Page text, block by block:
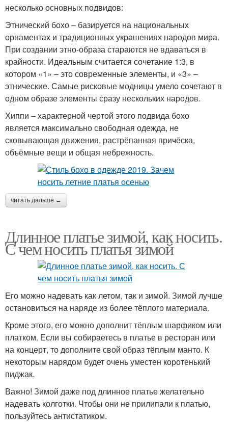
несколько основных подвидов:
Этнический бохо – базируется на национальных
орнаментах и традиционных украшениях народов мира.
При создании этно-образа стараются не вдаваться в
крайности. Идеальным считается сочетание 1:3, в
котором «1» – это современные элементы, и «3» –
этнические. Самые рисковые модницы умело сочетают в
одном образе элементы сразу нескольких народов.
Хиппи – характерной чертой этого подвида бохо
является максимально свободная одежда, не
сковывающая движения, растрёпанная причёска,
объёмные вещи и общая небрежность.
читать дальше →
Длинное платье зимой, как носить.
С чем носить платья зимой
Его можно надевать как летом, так и зимой. Зимой лучше
остановиться на наряде из более тёплого материала.
Кроме этого, его можно дополнит тёплым шарфиком или
платком. Если вы собираетесь в платье в ресторан или
на концерт, то дополните свой образ тёплым манто. К
некоторым нарядом будет очень уместен коротенький
пиджак.
Важно! Зимой даже под длинное платье желательно
надевать колготки. Чтобы они не прилипали к платью,
пользуйтесь антистатиком.